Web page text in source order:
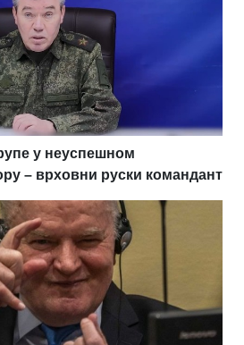
у неуспешном
– врховни руски командант